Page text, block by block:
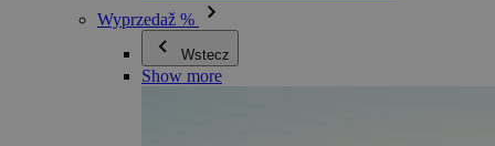
Wyprzedaž %
Wstecz
Show more